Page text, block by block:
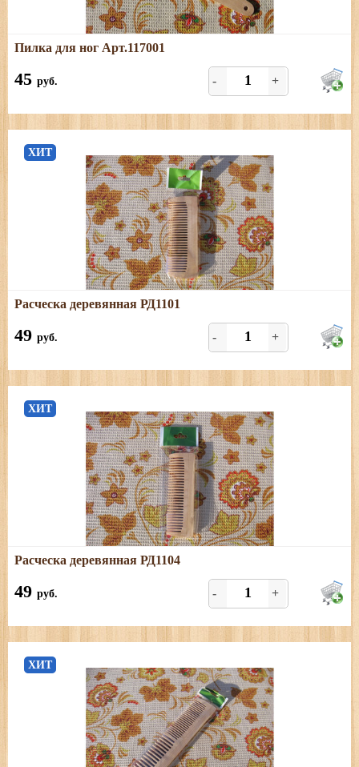
Подробнее
Размеры: длина - 23 см; ширина - 4 см
Пилка для ног Арт.117001
45 руб. - +
ХИТ
Подробнее
Размеры: длина - 12 см, ширина - 4,5 см
Расческа деревянная РД1101
49 руб. - +
ХИТ
Подробнее
Размеры: длина - 15,5 см; ширина - 4,5 см
Расческа деревянная РД1104
49 руб. - +
ХИТ